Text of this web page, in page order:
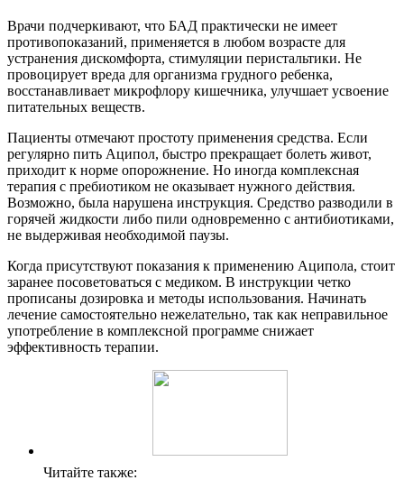
Врачи подчеркивают, что БАД практически не имеет
противопоказаний, применяется в любом возрасте для
устранения дискомфорта, стимуляции перистальтики. Не
провоцирует вреда для организма грудного ребенка,
восстанавливает микрофлору кишечника, улучшает усвоение
питательных веществ.
Пациенты отмечают простоту применения средства. Если
регулярно пить Аципол, быстро прекращает болеть живот,
приходит к норме опорожнение. Но иногда комплексная
терапия с пребиотиком не оказывает нужного действия.
Возможно, была нарушена инструкция. Средство разводили в
горячей жидкости либо пили одновременно с антибиотиками,
не выдерживая необходимой паузы.
Когда присутствуют показания к применению Аципола, стоит
заранее посоветоваться с медиком. В инструкции четко
прописаны дозировка и методы использования. Начинать
лечение самостоятельно нежелательно, так как неправильное
употребление в комплексной программе снижает
эффективность терапии.
Читайте также: